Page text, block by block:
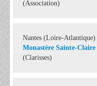
(Association)
Nantes (Loire-Atlantique)
Monastère Sainte-Claire
(Clarisses)